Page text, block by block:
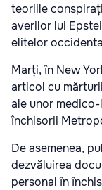
teoriile
averilor lui
elitelor
Marți, în New
articol cu
ale unor
închisorii
De asemenea,
dezvăluirea
personal în